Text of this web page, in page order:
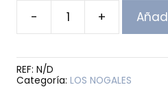
-
GRIS
+
REF: N/D
Categoría: LOS NOGALES